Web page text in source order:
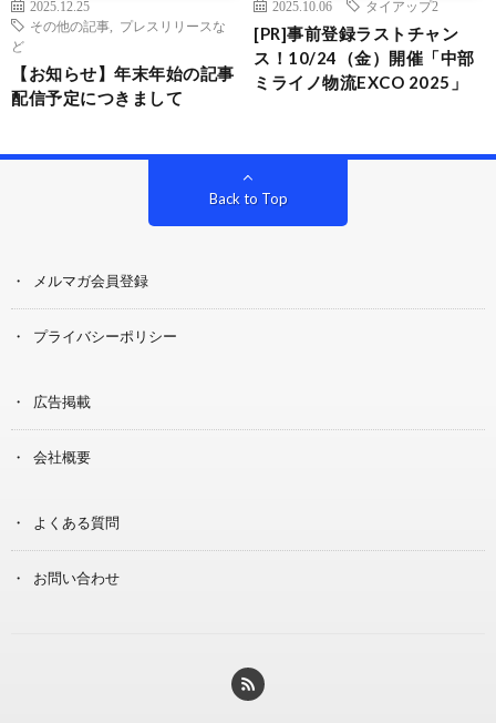
2025.12.25
その他の記事
プレスリリースな
ど
【お知らせ】年末年始の記事
配信予定につきまして
2025.10.06 タイアップ2
[PR]事前登録ラストチャン
ス！10/24（金）開催「中部
ミライノ物流EXCO 2025」
Back to Top
メルマガ会員登録
プライバシーポリシー
広告掲載
会社概要
よくある質問
お問い合わせ